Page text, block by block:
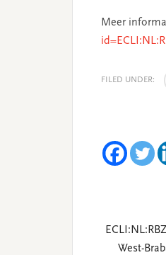
Meer
FILED UNDER:
West-